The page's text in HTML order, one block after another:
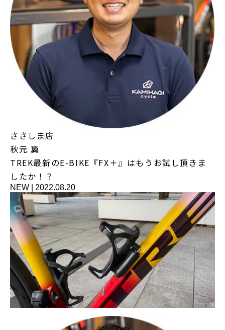
ささしま店
秋元 翼
TREK最新のE-BIKE『FX＋』はもうお試し頂きま
したか！？
NEW 2022.08.20